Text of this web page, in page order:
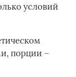
условий
порции –